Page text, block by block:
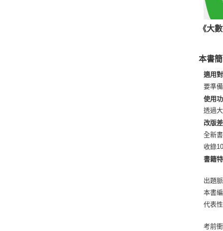
《大
本書
適用
要準
使用
透過
改版
全新書
收錄
書籍
出題
本書
代表
考前